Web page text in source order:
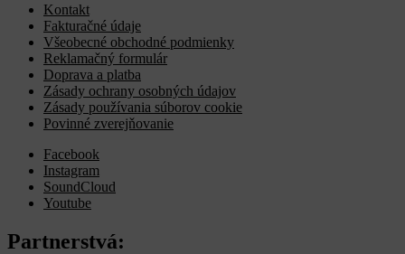
Kontakt
Fakturačné údaje
Všeobecné obchodné podmienky
Reklamačný formulár
Doprava a platba
Zásady ochrany osobných údajov
Zásady používania súborov cookie
Povinné zverejňovanie
Facebook
Instagram
SoundCloud
Youtube
Partnerstvá: